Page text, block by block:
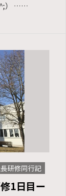
） ……
研修同行記
1日目ー